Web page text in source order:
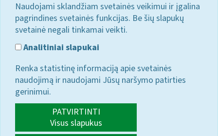
Naudojami sklandžiam svetainės veikimui ir įgalina
pagrindines svetainės funkcijas. Be šių slapukų
svetainė negali tinkamai veikti.
Analitiniai slapukai
Renka statistinę informaciją apie svetainės
naudojimą ir naudojami Jūsų naršymo patirties
gerinimui.
PATVIRTINTI
Visus slapukus